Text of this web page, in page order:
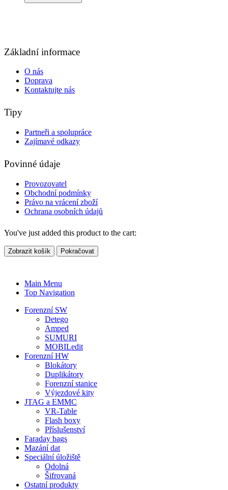
Základní informace
O nás
Doprava
Kontaktujte nás
Tipy
Partneři a spolupráce
Zajímavé odkazy
Povinné údaje
Provozovatel
Obchodní podmínky
Právo na vrácení zboží
Ochrana osobních údajů
You've just added this product to the cart:
Zobrazit košík Pokračovat
Main Menu
Top Navigation
Forenzní SW
Detego
Amped
SUMURI
MOBILedit
Forenzní HW
Blokátory
Duplikátory
Forenzní stanice
Výjezdové kity
JTAG a EMMC
VR-Table
Flash boxy
Příslušenství
Faraday bags
Mazání dat
Speciální úložiště
Odolná
Šifrovaná
Ostatní produkty